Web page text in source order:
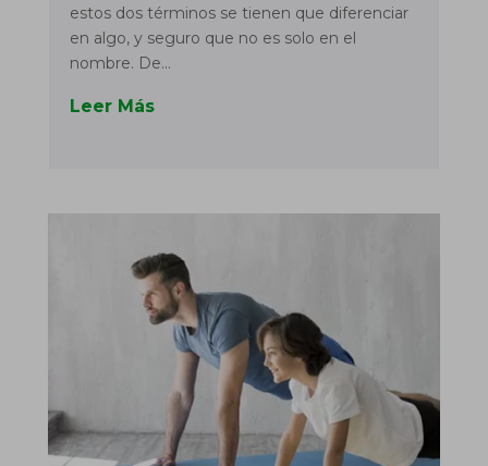
estos dos términos se tienen que diferenciar
en algo, y seguro que no es solo en el
nombre. De...
Leer Más